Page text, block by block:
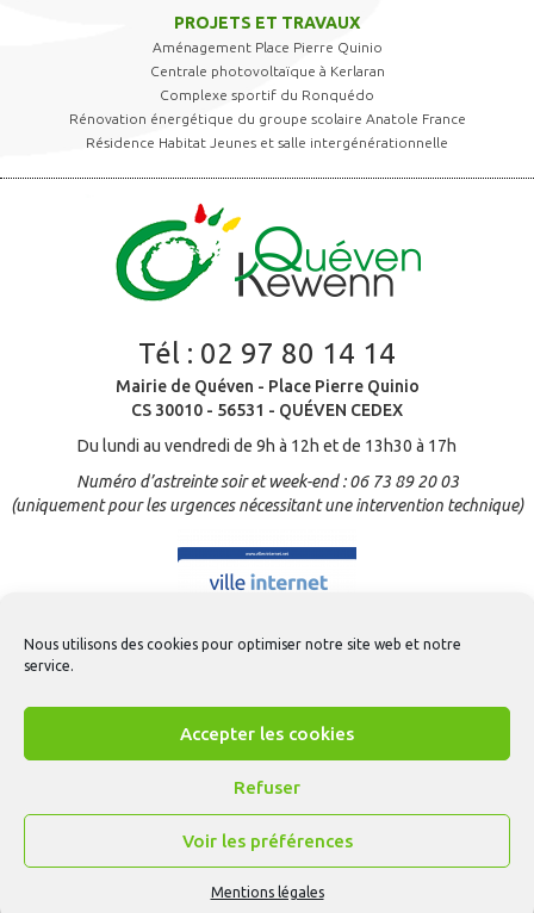
Nous utilisons des cookies pour optimiser notre site web et notre
service.
Accepter les cookies
Refuser
Voir les préférences
Mentions légales
PROJETS ET TRAVAUX
Aménagement Place Pierre Quinio
Centrale photovoltaïque à Kerlaran
Complexe sportif du Ronquédo
Rénovation énergétique du groupe scolaire Anatole France
Résidence Habitat Jeunes et salle intergénérationnelle
Tél : 02 97 80 14 14
Mairie de Quéven - Place Pierre Quinio
CS 30010 - 56531 - QUÉVEN CEDEX
Du lundi au vendredi de 9h à 12h et de 13h30 à 17h
Numéro d’astreinte soir et week-end : 06 73 89 20 03
(uniquement pour les urgences nécessitant une intervention technique)
Contact-Mentions légales-Gestion des cookies-CGU Appli Quéven-
Accessibilité- © CréationARTGO média